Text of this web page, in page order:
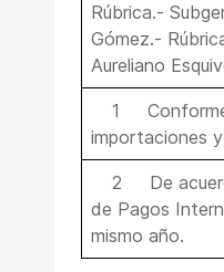
Rúbrica.-
Gómez.-
Aureliano
1
importaciones
2
De
de Pagos
mismo año.